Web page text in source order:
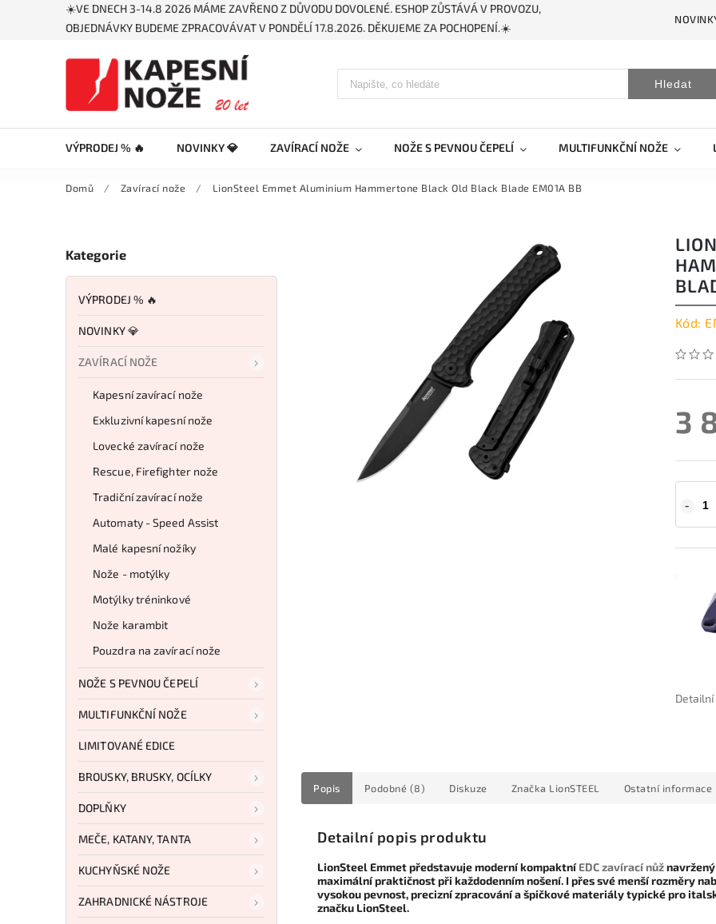
☀️VE DNECH 3-14.8 2026 MÁME ZAVŘENO Z DŮVODU DOVOLENÉ. ESHOP ZŮSTÁVÁ V PROVOZU,
OBJEDNÁVKY BUDEME ZPRACOVÁVAT V PONDĚLÍ 17.8.2026. DĚKUJEME ZA POCHOPENÍ.☀️
Hledat
VÝPRODEJ % 🔥 NOVINKY 💎 ZAVÍRACÍ NOŽE NOŽE S PEVNOU ČEPELÍ MULTIFUNKČNÍ NOŽE
Domů / Zavírací nože / LionSteel Emmet Aluminium Hammertone Black Old Black Blade EM01A BB
Kategorie
VÝPRODEJ % 🔥
NOVINKY 💎
ZAVÍRACÍ NOŽE
Kapesní zavírací nože
Exkluzivní kapesní nože
Lovecké zavírací nože
Rescue, Firefighter nože
Tradiční zavírací nože
Automaty - Speed Assist
Malé kapesní nožíky
Nože - motýlky
Motýlky tréninkové
Nože karambit
Pouzdra na zavírací nože
NOŽE S PEVNOU ČEPELÍ
MULTIFUNKČNÍ NOŽE
LIMITOVANÉ EDICE
BROUSKY, BRUSKY, OCÍLKY
DOPLŇKY
MEČE, KATANY, TANTA
KUCHYŇSKÉ NOŽE
ZAHRADNICKÉ NÁSTROJE
Kód:
3
Popis Podobné (8) Diskuze Značka LionSTEEL Ostatní informace
Detailní popis produktu
LionSteel Emmet představuje moderní kompaktníEDCzavírací nůž
maximální praktičnost při každodenním nošení. I přes své menší rozměry
vysokou pevnost, precizní zpracování a špičkové materiály typické pro
značku LionSteel.